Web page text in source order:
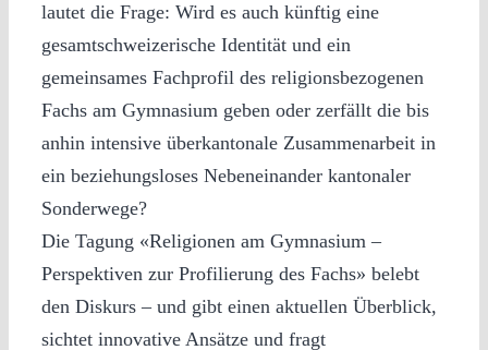
lautet die Frage: Wird es auch künftig eine
gesamtschweizerische Identität und ein
gemeinsames Fachprofil des religionsbezogenen
Fachs am Gymnasium geben oder zerfällt die bis
anhin intensive überkantonale Zusammenarbeit in
ein beziehungsloses Nebeneinander kantonaler
Sonderwege?
Die Tagung «Religionen am Gymnasium –
Perspektiven zur Profilierung des Fachs» belebt
den Diskurs – und gibt einen aktuellen Überblick,
sichtet innovative Ansätze und fragt